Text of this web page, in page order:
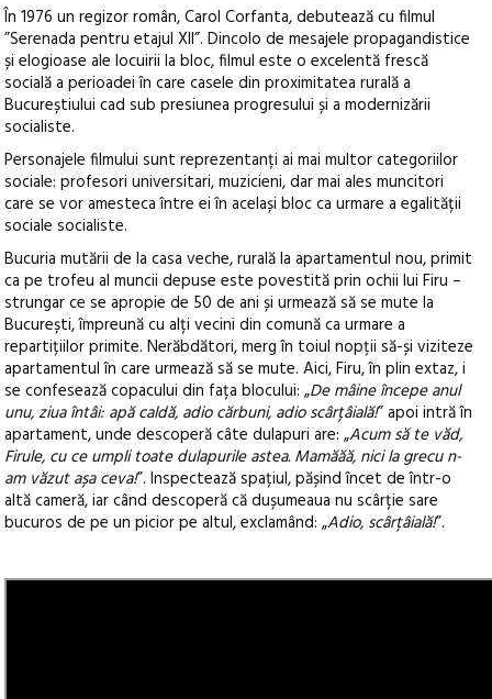
În 1976 un regizor român, Carol Corfanta, debutează cu filmul
”Serenada pentru etajul XII”. Dincolo de mesajele propagandistice
și elogioase ale locuirii la bloc, filmul este o excelentă frescă
socială a perioadei în care casele din proximitatea rurală a
Bucureștiului cad sub presiunea progresului și a modernizării
socialiste.
Personajele filmului sunt reprezentanți ai mai multor categoriilor
sociale: profesori universitari, muzicieni, dar mai ales muncitori
care se vor amesteca între ei în același bloc ca urmare a egalității
sociale socialiste.
Bucuria mutării de la casa veche, rurală la apartamentul nou, primit
ca pe trofeu al muncii depuse este povestită prin ochii lui Firu –
strungar ce se apropie de 50 de ani și urmează să se mute la
București, împreună cu alți vecini din comună ca urmare a
repartițiilor primite. Nerăbdători, merg în toiul nopții să-și viziteze
apartamentul în care urmează să se mute. Aici, Firu, în plin extaz, i
se confesează copacului din fața blocului: „De mâine începe anul
unu, ziua întâi: apă caldă, adio cărbuni, adio scârțâială!” apoi intră în
apartament, unde descoperă câte dulapuri are: „Acum să te văd,
Firule, cu ce umpli toate dulapurile astea. Mamăăă, nici la grecu n-
am văzut așa ceva!”. Inspectează spațiul, pășind încet de într-o
altă cameră, iar când descoperă că dușumeaua nu scârție sare
bucuros de pe un picior pe altul, exclamând: „Adio, scârțâială!”.